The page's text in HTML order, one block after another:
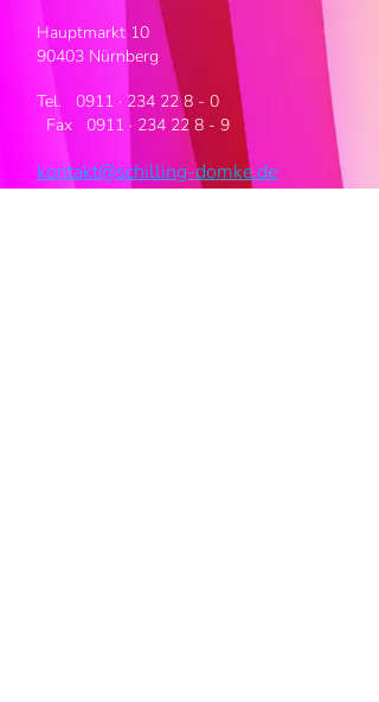
Hauptmarkt 10
90403 Nürnberg
Tel. 0911 · 234 22 8 - 0
Fax 0911 · 234 22 8 - 9
kontakt@schilling-domke.de